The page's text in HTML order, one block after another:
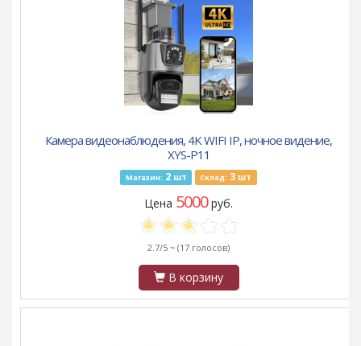
Камера видеонаблюдения, 4K WIFI IP, ночное видение,
XYS-P11
Магазин: 2шт Склад: 3 шт
Цена 5000руб.
2.7/5 ~ (17 голосов)
В корзину